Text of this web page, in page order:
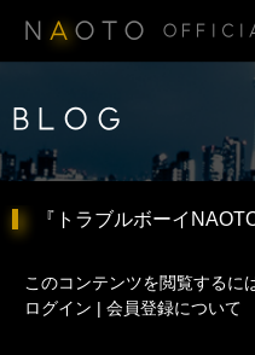
N A OTO
BLOG
『トラブルボーイ
このコンテンツを閲覧するに
ログイン | 会員登録について